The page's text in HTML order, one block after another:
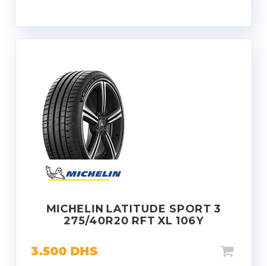
MICHELIN LATITUDE SPORT 3
275/40R20 RFT XL 106Y
3.500 DHS